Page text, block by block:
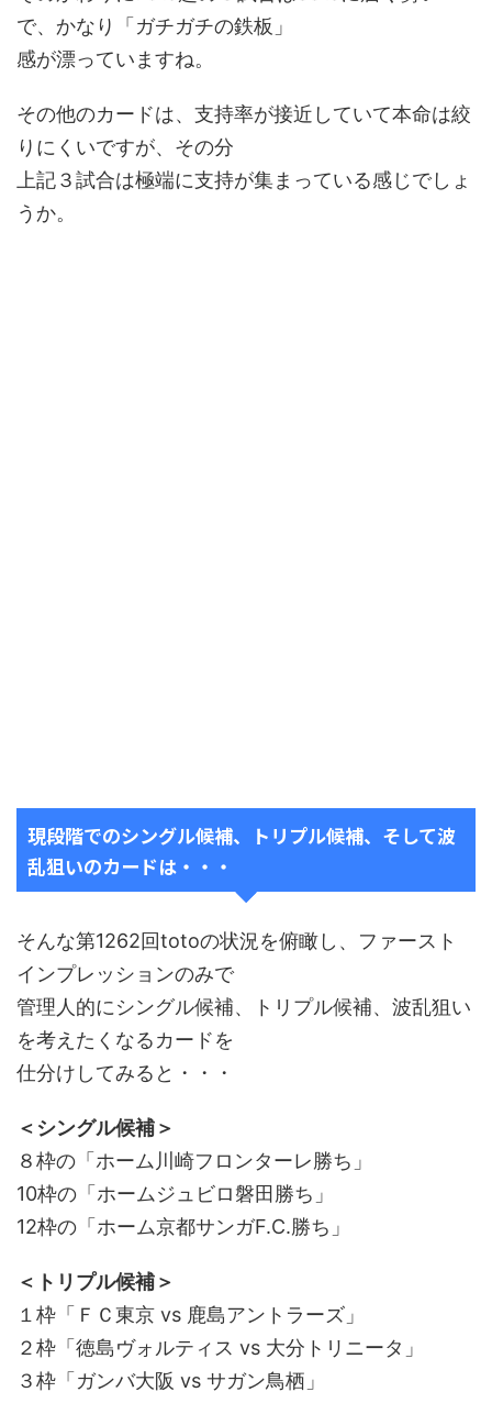
で、かなり「ガチガチの鉄板」
感が漂っていますね。
その他のカードは、支持率が接近していて本命は絞
りにくいですが、その分
上記３試合は極端に支持が集まっている感じでしょ
うか。
現段階でのシングル候補、トリプル候補、そして波
乱狙いのカードは・・・
そんな第1262回totoの状況を俯瞰し、ファースト
インプレッションのみで
管理人的にシングル候補、トリプル候補、波乱狙い
を考えたくなるカードを
仕分けしてみると・・・
＜シングル候補＞
８枠の「ホーム川崎フロンターレ勝ち」
10枠の「ホームジュビロ磐田勝ち」
12枠の「ホーム京都サンガF.C.勝ち」
＜トリプル候補＞
１枠「ＦＣ東京 vs 鹿島アントラーズ」
２枠「徳島ヴォルティス vs 大分トリニータ」
３枠「ガンバ大阪 vs サガン鳥栖」